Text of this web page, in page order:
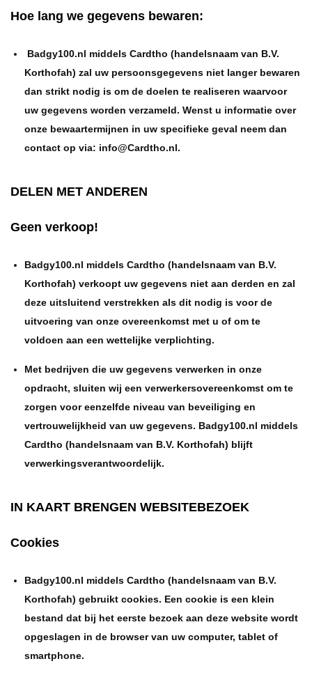
Hoe lang we gegevens bewaren:
Badgy100.nl middels Cardtho (handelsnaam van B.V.
Korthofah) zal uw persoonsgegevens niet langer bewaren
dan strikt nodig is om de doelen te realiseren waarvoor
uw gegevens worden verzameld. Wenst u informatie over
onze bewaartermijnen in uw specifieke geval neem dan
contact op via: info@Cardtho.nl.
DELEN MET ANDEREN
Geen verkoop!
Badgy100.nl middels Cardtho (handelsnaam van B.V.
Korthofah) verkoopt uw gegevens niet aan derden en zal
deze uitsluitend verstrekken als dit nodig is voor de
uitvoering van onze overeenkomst met u of om te
voldoen aan een wettelijke verplichting.
Met bedrijven die uw gegevens verwerken in onze
opdracht, sluiten wij een verwerkersovereenkomst om te
zorgen voor eenzelfde niveau van beveiliging en
vertrouwelijkheid van uw gegevens. Badgy100.nl middels
Cardtho (handelsnaam van B.V. Korthofah) blijft
verwerkingsverantwoordelijk.
IN KAART BRENGEN WEBSITEBEZOEK
Cookies
Badgy100.nl middels Cardtho (handelsnaam van B.V.
Korthofah) gebruikt cookies. Een cookie is een klein
bestand dat bij het eerste bezoek aan deze website wordt
opgeslagen in de browser van uw computer, tablet of
smartphone.